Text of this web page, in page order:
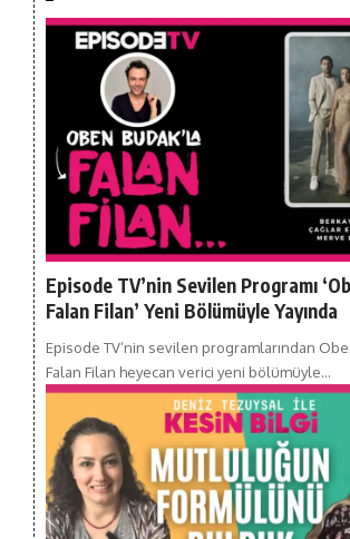
Episode TV’nin Sevilen Programı
Falan Filan’ Yeni Bölümüyle Yayında
Episode TV’nin sevilen programlarından
Falan Filan heyecan verici yeni bölümüyle…